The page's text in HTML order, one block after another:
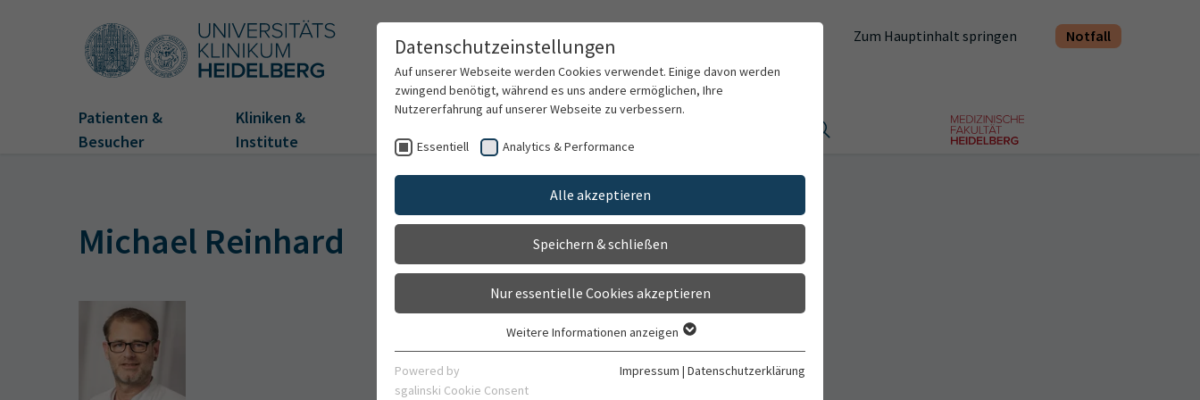
Zum Hauptinhalt springen Notfall
Patienten &
Besucher
Kliniken &
Institute
Michael Reinhard
Datenschutzeinstellungen
Auf unserer Webseite werden Cookies verwendet. Einige davon werden
zwingend benötigt, während es uns andere ermöglichen, Ihre
Nutzererfahrung auf unserer Webseite zu verbessern.
Essentiell Analytics & Performance
Alle akzeptieren
Speichern & schließen
Nur essentielle Cookies akzeptieren
Essentielle Cookies werden für grundlegende Funktionen der Webseite
benötigt. Dadurch ist gewährleistet, dass die Webseite einwandfrei
Weitere Informationen anzeigen
Powered by
sgalinski Cookie Consent
Impressum | Datenschutzerklärung